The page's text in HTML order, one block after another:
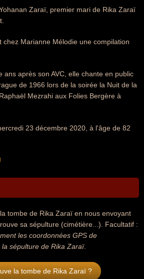
Zaraï, premier mari de Rika Zaraï
chez Marianne Mélodie une compilation
ans après son AVC, elle chante en public
de 1966 lors de la soirée la Nuit de la
Mezrahi aux Folies Bergère à
23 décembre 2020, à l'âge de 82
tombe de Rika Zaraï en nous envoyant
sa sépulture (cimétière...). Facultatif :
les coordonnées GPS de
sépulture de Rika Zaraï.
la tombe de Rika Zaraï ?